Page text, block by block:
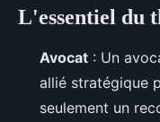
Découvrez
pratique
Léopoldine•16/03/
L'essentiel du
Avocat : Un
allié stratégique
seulement un